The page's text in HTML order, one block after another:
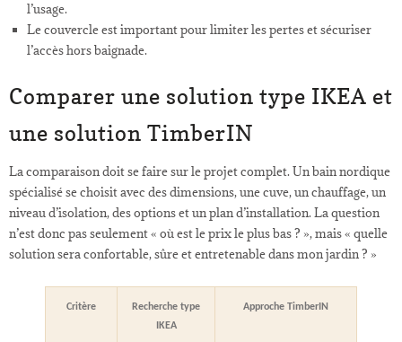
l’usage.
Le couvercle est important pour limiter les pertes et sécuriser
l’accès hors baignade.
Comparer une solution type IKEA et
une solution TimberIN
La comparaison doit se faire sur le projet complet. Un bain nordique
spécialisé se choisit avec des dimensions, une cuve, un chauffage, un
niveau d’isolation, des options et un plan d’installation. La question
n’est donc pas seulement « où est le prix le plus bas ? », mais « quelle
solution sera confortable, sûre et entretenable dans mon jardin ? »
Critère
Recherche type
IKEA
Approche TimberIN